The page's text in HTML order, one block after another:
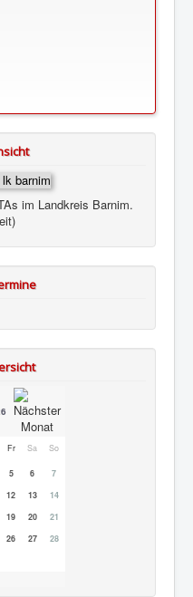
im Landkreis Barnim.
Fr Sa So
5 6
7
12 13
14
19 20
21
26 27
28